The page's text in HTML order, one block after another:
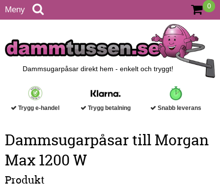
Meny 0
Dammsugarpåsar direkt hem - enkelt och tryggt!
Trygg e-handel Trygg betalning Snabb leverans
Dammsugarpåsar till Morgan
Max 1200 W
Produkt